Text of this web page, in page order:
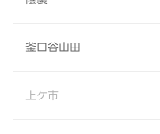
釜口谷山田
上ケ市